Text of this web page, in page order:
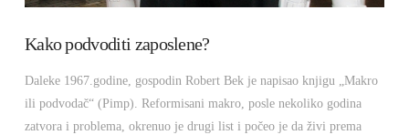
Kako podvoditi zaposlene?
Daleke 1967.godine, gospodin Robert Bek je napisao knjigu „Makro
ili podvodač“ (Pimp). Reformisani makro, posle nekoliko godina
zatvora i problema, okrenuo je drugi list i počeo je da živi prema